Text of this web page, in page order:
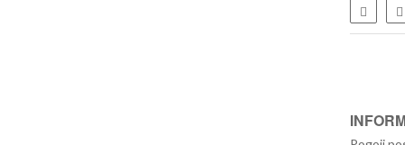
Seznam